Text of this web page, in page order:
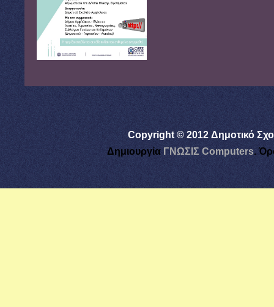
Copyright © 2012 Δημοτικό
Δημιουργία ΓΝΩΣΙΣ Computers.